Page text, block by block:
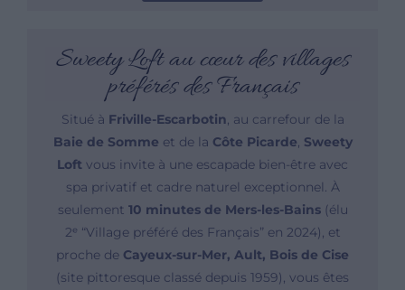
Sweety Loft au cœur des villages
préférés des Français
Situé à Friville-Escarbotin , au carrefour de la
Baie de Somme et de la Côte Picarde Sweety
Loft vous invite à une escapade bien-être avec
spa privatif et cadre naturel exceptionnel. À
seulement 10 minutes de Mers-les-Bains(élu
2ᵉ “Village préféré des Français” en 2024), et
proche de Cayeux-sur-Mer, Ault, Bois de Cise
(site pittoresque classé depuis 1959), vous êtes